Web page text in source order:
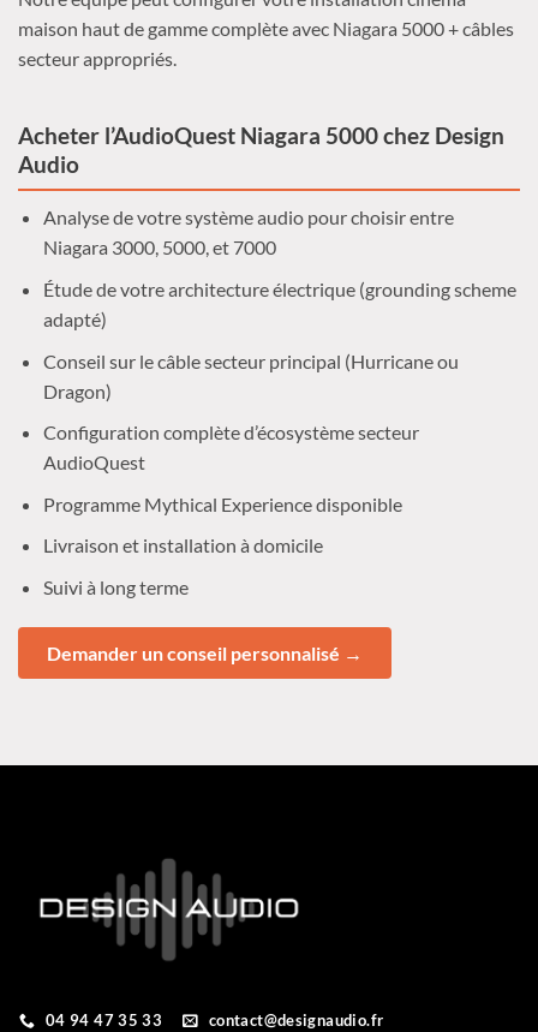
maison haut de gamme complète avec Niagara 5000 + câbles
secteur appropriés.
Acheter l’AudioQuest Niagara 5000 chez Design
Audio
Analyse de votre système audio pour choisir entre
Niagara 3000, 5000, et 7000
Étude de votre architecture électrique (grounding scheme
adapté)
Conseil sur le câble secteur principal (Hurricane ou
Dragon)
Configuration complète d’écosystème secteur
AudioQuest
Programme Mythical Experience disponible
Livraison et installation à domicile
Suivi à long terme
Demander un conseil personnalisé →
04 94 47 35 33 contact@designaudio.fr